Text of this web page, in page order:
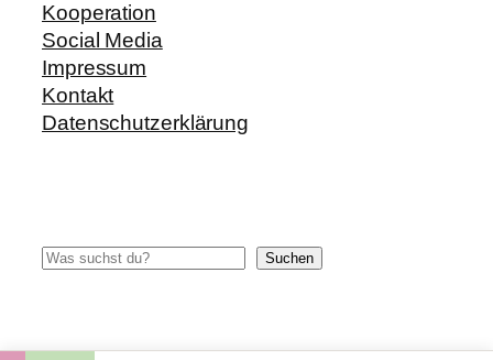
Kooperation
Social Media
Impressum
Kontakt
Datenschutzerklärung
Suchen Suchen